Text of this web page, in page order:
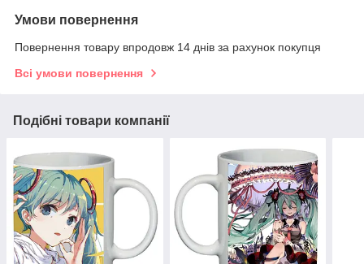
Умови повернення
Повернення товару впродовж 14 днів за рахунок покупця
Всі умови повернення
Подібні товари компанії